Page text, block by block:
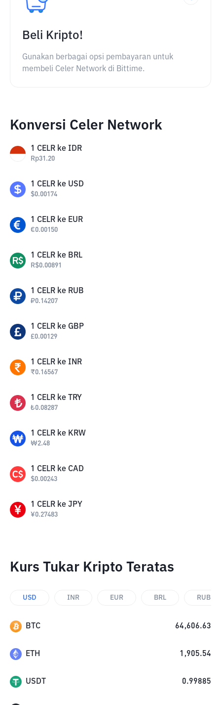
Beli Kripto!
Gunakan berbagai opsi pembayaran untuk
membeli Celer Network di Bittime.
Konversi Celer Network
1 CELR ke IDR
Rp31.20
1 CELR ke USD
$0.00174
1 CELR ke EUR
€0.00150
1 CELR ke BRL
R$0.00891
1 CELR ke RUB
₽0.14207
1 CELR ke GBP
£0.00129
1 CELR ke INR
₹0.16567
1 CELR ke TRY
₺0.08287
1 CELR ke KRW
₩2.48
1 CELR ke CAD
$0.00243
1 CELR ke JPY
¥0.27483
Kurs Tukar Kripto Teratas
USD INR EUR BRL RUB
BTC 64,606.63
ETH 1,905.54
USDT 0.99885